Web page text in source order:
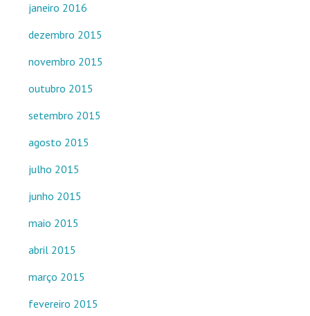
janeiro 2016
dezembro 2015
novembro 2015
outubro 2015
setembro 2015
agosto 2015
julho 2015
junho 2015
maio 2015
abril 2015
março 2015
fevereiro 2015